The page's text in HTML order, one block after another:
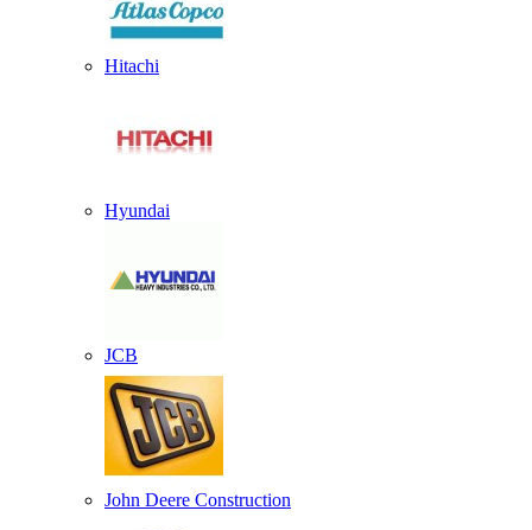
Hitachi
Hyundai
JCB
John Deere Construction